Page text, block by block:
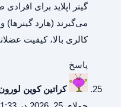
گینر اپلاید برای
می‌گیرند (هارد گینرها)
کالری بالا، کیفیت
پاسخ
کراتین کوین